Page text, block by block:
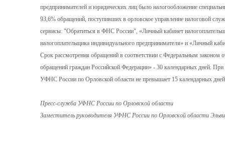
предпринимателей и юридических лиц было налогообложение
93,6% обращений, поступивших в орловское управление налоговой
сервисы: "Обратиться в ФНС России", «Личный кабинет
налогоплательщика индивидуального предпринимателя» и «Личный
Срок рассмотрения обращений в соответствии с Федеральным
обращений граждан Российской Федерации» - 30 календарных дней. При
УФНС России по Орловской области не превышает 15 календарных
Пресс-служба УФНС России по Орловской области
Заместитель руководителя УФНС России по Орловской области